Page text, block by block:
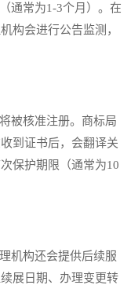
常为1-3个月）。在
构会进行公告监测，
被核准注册。商标局
到证书后，会翻译关
保护期限（通常为10
机构还会提供后续服
展日期、办理变更转